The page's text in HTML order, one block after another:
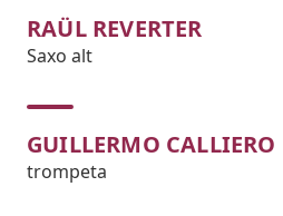
RAÜL REVERTER
Saxo alt
GUILLERMO CALLIERO
trompeta